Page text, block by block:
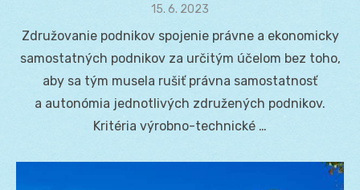
Posted
15. 6. 2023
Združovanie podnikov spojenie právne a ekonomicky
samostatných podnikov za určitým účelom bez toho,
aby sa tým musela rušiť právna samostatnosť
a autonómia jednotlivých združených podnikov.
Kritéria výrobno-technické …